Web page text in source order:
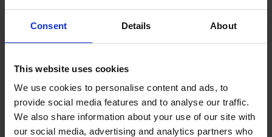
Consent Details About
This website uses cookies
We use cookies to personalise content and ads, to
provide social media features and to analyse our traffic.
We also share information about your use of our site with
our social media, advertising and analytics partners who
4,9
-30%
4,9
-30%
4,8
Ze stejné kolekce